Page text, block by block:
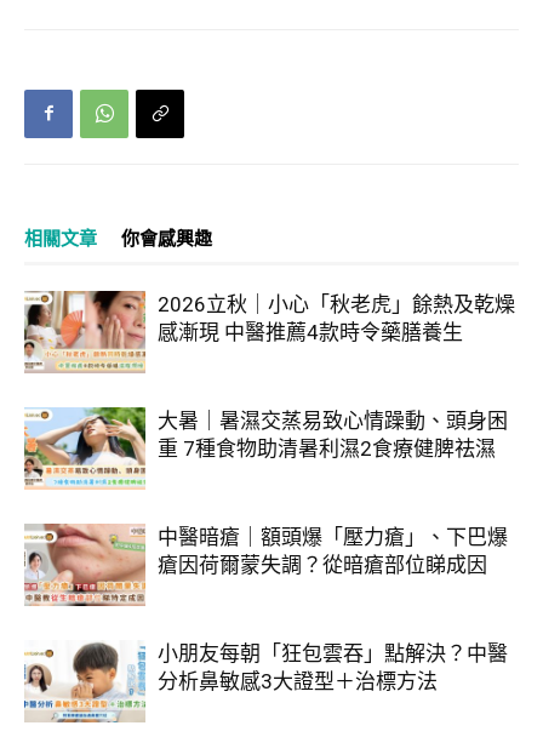
相關文章 你會感興趣
2026立秋｜小心「秋老虎」餘熱及乾燥
感漸現 中醫推薦4款時令藥膳養生
大暑｜暑濕交蒸易致心情躁動、頭身困
重 7種食物助清暑利濕2食療健脾祛濕
中醫暗瘡｜額頭爆「壓力瘡」、下巴爆
瘡因荷爾蒙失調？從暗瘡部位睇成因
小朋友每朝「狂包雲吞」點解決？中醫
分析鼻敏感3大證型＋治標方法